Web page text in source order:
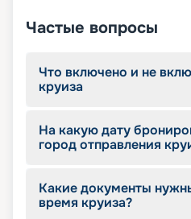
Частые вопросы
Что включено и не
круиза
На какую дату
город отправления
Какие документы
время круиза?